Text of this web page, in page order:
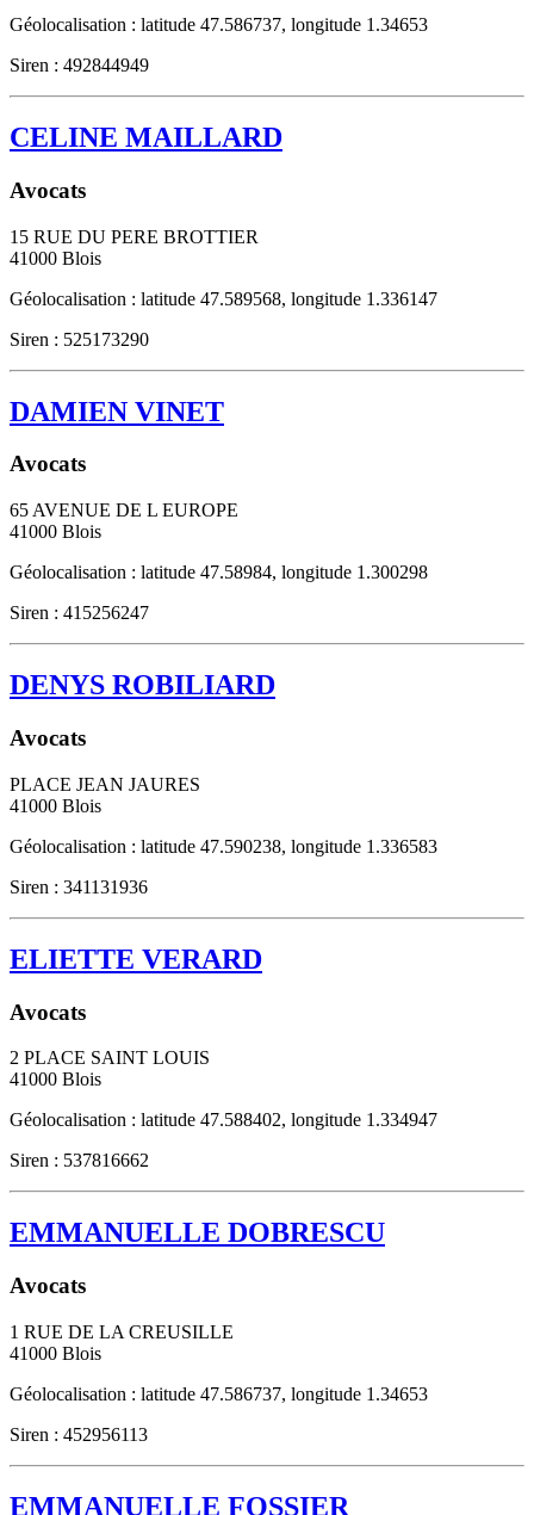
Géolocalisation : latitude 47.586737, longitude 1.34653
Siren : 492844949
CELINE MAILLARD
Avocats
15 RUE DU PERE BROTTIER
41000 Blois
Géolocalisation : latitude 47.589568, longitude 1.336147
Siren : 525173290
DAMIEN VINET
Avocats
65 AVENUE DE L EUROPE
41000 Blois
Géolocalisation : latitude 47.58984, longitude 1.300298
Siren : 415256247
DENYS ROBILIARD
Avocats
PLACE JEAN JAURES
41000 Blois
Géolocalisation : latitude 47.590238, longitude 1.336583
Siren : 341131936
ELIETTE VERARD
Avocats
2 PLACE SAINT LOUIS
41000 Blois
Géolocalisation : latitude 47.588402, longitude 1.334947
Siren : 537816662
EMMANUELLE DOBRESCU
Avocats
1 RUE DE LA CREUSILLE
41000 Blois
Géolocalisation : latitude 47.586737, longitude 1.34653
Siren : 452956113
EMMANUELLE FOSSIER